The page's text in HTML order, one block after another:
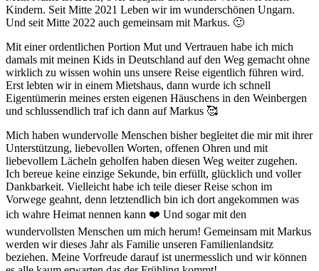
Kindern. Seit Mitte 2021 Leben wir im wunderschönen Ungarn.
Und seit Mitte 2022 auch gemeinsam mit Markus. 🙂
Mit einer ordentlichen Portion Mut und Vertrauen habe ich mich
damals mit meinen Kids in Deutschland auf den Weg gemacht ohne
wirklich zu wissen wohin uns unsere Reise eigentlich führen wird.
Erst lebten wir in einem Mietshaus, dann wurde ich schnell
Eigentümerin meines ersten eigenen Häuschens in den Weinbergen
und schlussendlich traf ich dann auf Markus 🥰
Mich haben wundervolle Menschen bisher begleitet die mir mit ihrer
Unterstützung, liebevollen Worten, offenen Ohren und mit
liebevollem Lächeln geholfen haben diesen Weg weiter zugehen.
Ich bereue keine einzige Sekunde, bin erfüllt, glücklich und voller
Dankbarkeit. Vielleicht habe ich teile dieser Reise schon im
Vorwege geahnt, denn letztendlich bin ich dort angekommen was
ich wahre Heimat nennen kann ❤️ Und sogar mit den
wundervollsten Menschen um mich herum! Gemeinsam mit Markus
werden wir dieses Jahr als Familie unseren Familienlandsitz
beziehen. Meine Vorfreude darauf ist unermesslich und wir können